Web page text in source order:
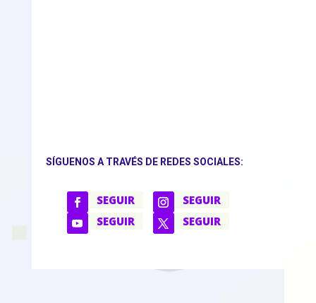
SÍGUENOS A TRAVÉS DE REDES SOCIALES:
SEGUIR
SEGUIR
SEGUIR
SEGUIR